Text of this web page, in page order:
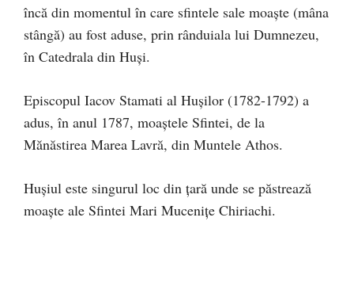
încă din momentul în care sfintele sale moaște (mâna
stângă) au fost aduse, prin rânduiala lui Dumnezeu,
în Catedrala din Huși.
Episcopul Iacov Stamati al Hușilor (1782-1792) a
adus, în anul 1787, moaștele Sfintei, de la
Mănăstirea Marea Lavră, din Muntele Athos.
Hușiul este singurul loc din țară unde se păstrează
moaște ale Sfintei Mari Mucenițe Chiriachi.